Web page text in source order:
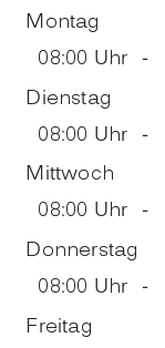
Montag
08:00 Uhr -
Dienstag
08:00 Uhr -
Mittwoch
08:00 Uhr -
Donnerstag
08:00 Uhr -
Freitag